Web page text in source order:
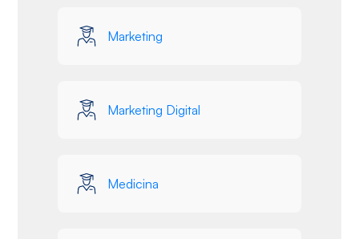
Marketing
Marketing Digital
Medicina